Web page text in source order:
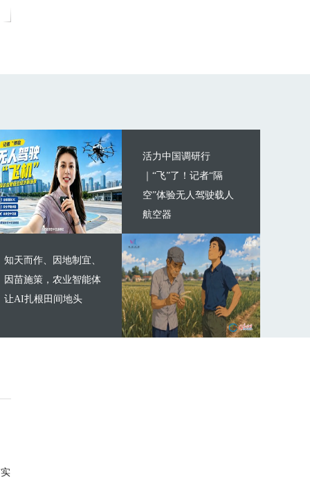
活力中国调研行
｜“飞”了！记者“隔
空”体验无人驾驶载人
航空器
知天而作、因地制宜、
因苗施策，农业智能体
让AI扎根田间地头